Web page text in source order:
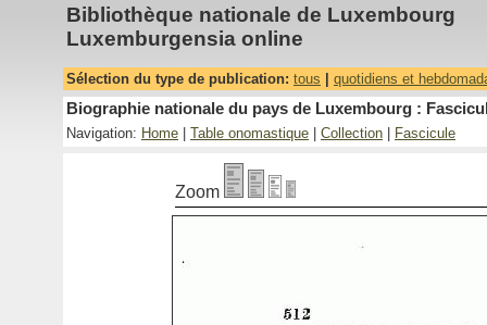
Bibliothèque nationale de Luxembourg
Luxemburgensia online
Sélection du type de publication: tous quotidiens et
Biographie nationale du pays de Luxembourg :
Navigation: Home Table onomastique Collection Fascicule
Zoom